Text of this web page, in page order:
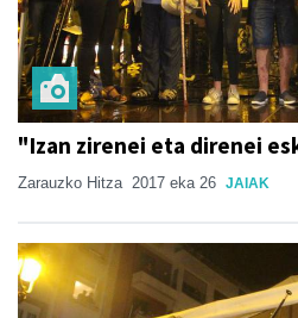
"Izan zirenei eta direnei
Zarauzko Hitza 2017 eka 26 JAIAK